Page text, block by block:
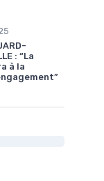
: “La
à la